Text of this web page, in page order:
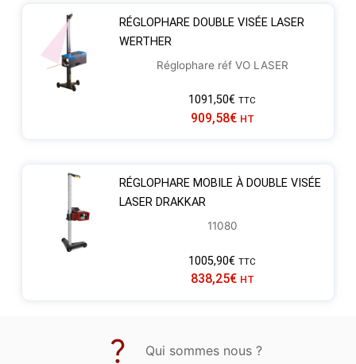
RÉGLOPHARE DOUBLE VISÉE LASER
WERTHER
Réglophare réf VO LASER
1091,50€ TTC
909,58€ HT
RÉGLOPHARE MOBILE À DOUBLE VISÉE
LASER DRAKKAR
11080
1005,90€ TTC
838,25€ HT
Qui sommes nous ?